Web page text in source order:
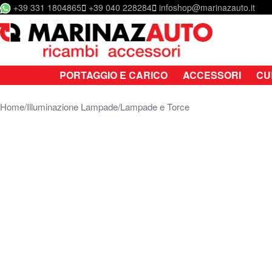
Salta al contenuto
+39 331 1804865 +39 040 228284 infoshop@marinazauto.it
PORTAGGIO E CARICO ACCESSORI
Home Illuminazione Lampade Lampade e Torce